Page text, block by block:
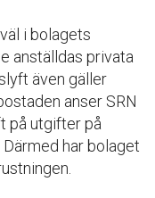
i bolagets
anställdas privata
även gäller
anser SRN
på utgifter på
har bolaget